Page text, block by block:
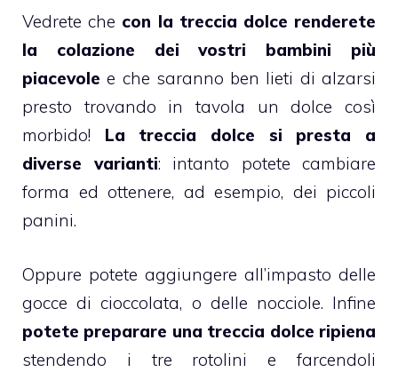
Vedrete che con la treccia dolce renderete
la colazione dei vostri bambini più
piacevole e che saranno ben lieti di alzarsi
presto trovando in tavola un dolce così
morbido! La treccia dolce si presta a
diverse varianti: intanto potete cambiare
forma ed ottenere, ad esempio, dei piccoli
panini.
Oppure potete aggiungere all’impasto delle
gocce dicioccolata, o delle nocciole. Infine
potete preparare una treccia dolce ripiena
stendendo i tre rotolini e farcendoli